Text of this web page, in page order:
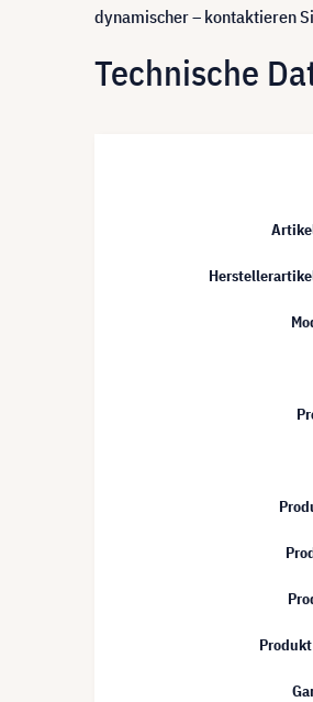
dynamischer – kontaktieren
Technische